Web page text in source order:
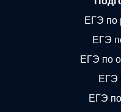
ЕГЭ по
ЕГЭ
ЕГЭ по
ЕГЭ
ЕГЭ